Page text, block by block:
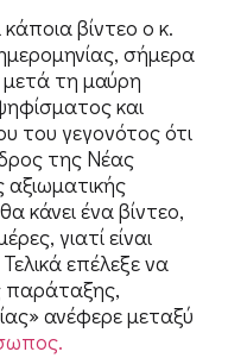
βίντεο ο κ.
σήμερα
μετά τη μαύρη
και
του γεγονότος ότι
της Νέας
κάνει ένα βίντεο,
γιατί είναι
επέλεξε να
παράταξης,
ανέφερε μεταξύ